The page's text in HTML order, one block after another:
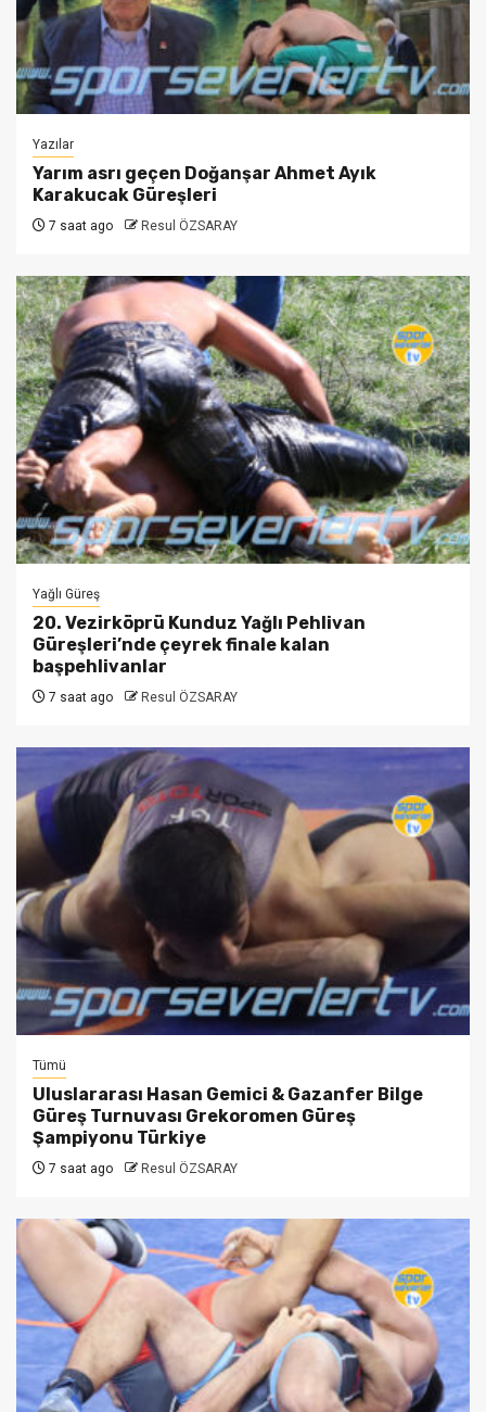
Yazılar
Yarım asrı geçen Doğanşar Ahmet Ayık
Karakucak Güreşleri
7 saat ago Resul ÖZSARAY
Yağlı Güreş
20. Vezirköprü Kunduz Yağlı Pehlivan
Güreşleri’nde çeyrek finale kalan
başpehlivanlar
7 saat ago Resul ÖZSARAY
Tümü
Uluslararası Hasan Gemici & Gazanfer Bilge
Güreş Turnuvası Grekoromen Güreş
Şampiyonu Türkiye
7 saat ago Resul ÖZSARAY